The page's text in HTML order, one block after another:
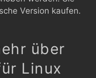
Version kaufen.
über
Linux